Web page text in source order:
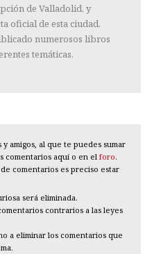
de Valladolid, y
oficial de esta ciudad.
numerosos libros
temáticas.
amigos, al que te puedes sumar
comentarios aquí o en el foro.
comentarios es preciso estar
será eliminada.
contrarios a las leyes
a eliminar los comentarios que